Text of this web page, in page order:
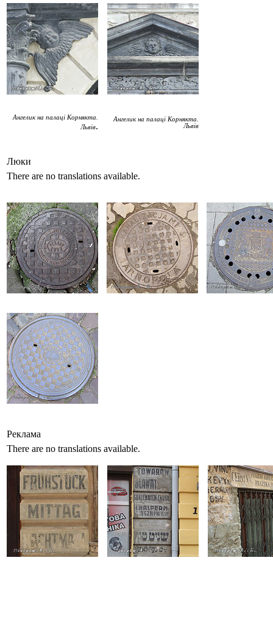
Ангелик на палаці Корнякта.
Львів.
Ангелик на палаці Корнякта.
Львів
Люки
There are no translations available.
Реклама
There are no translations available.